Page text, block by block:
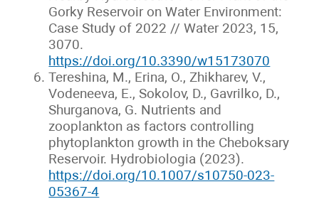
Gorky Reservoir on Water Environment:
Case Study of 2022 // Water 2023, 15,
3070.
https://doi.org/10.3390/w15173070
Tereshina, M., Erina, O., Zhikharev, V.,
Vodeneeva, E., Sokolov, D., Gavrilko, D.,
Shurganova, G. Nutrients and
zooplankton as factors controlling
phytoplankton growth in the Cheboksary
Reservoir. Hydrobiologia (2023).
https://doi.org/10.1007/s10750-023-
05367-4